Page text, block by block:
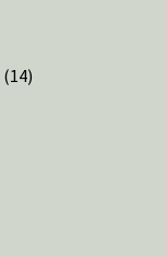
(14)